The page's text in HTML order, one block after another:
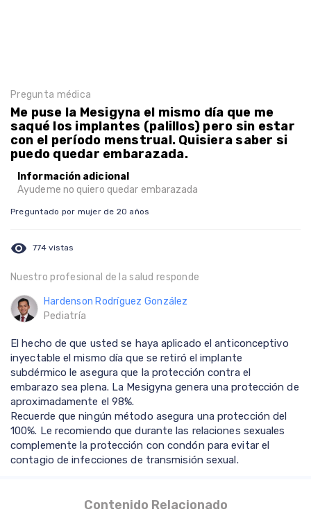
Pregunta médica
Me puse la Mesigyna el mismo día que me
saqué los implantes (palillos) pero sin estar
con el período menstrual. Quisiera saber si
puedo quedar embarazada.
Información adicional
Ayudeme no quiero quedar embarazada
Preguntado por mujer de 20 años
visibility 774 vistas
Nuestro profesional de la salud responde
Hardenson Rodríguez González
Pediatría
El hecho de que usted se haya aplicado el anticonceptivo
inyectable el mismo día que se retiró el implante
subdérmico le asegura que la protección contra el
embarazo sea plena. La Mesigyna genera una protección de
aproximadamente el 98%.
Recuerde que ningún método asegura una protección del
100%. Le recomiendo que durante las relaciones sexuales
complemente la protección con condón para evitar el
contagio de infecciones de transmisión sexual.
Contenido Relacionado